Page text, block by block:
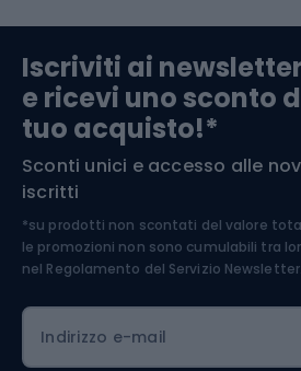
Abbigliamento da
Componenti per biciclette
Arrampicata
Medicina dello sport
Abbigliamento ciclistico
Iscriviti ai
e ricevi uno sconto
tuo acquisto!*
Sconti unici e accesso alle
iscritti
*su prodotti non scontati del valore
le promozioni non sono cumulabili tra
nel Regolamento del Servizio Newsletter.
Indirizzo e-mail